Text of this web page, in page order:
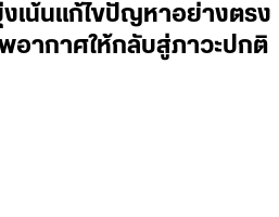
เน้นแก้ไขปัญหาอย่างตรง
อากาศให้กลับสู่ภาวะปกติ